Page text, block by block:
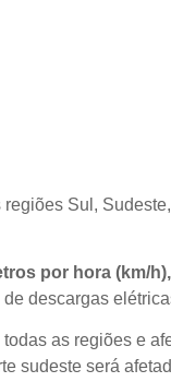
Sul,
por hora (km/
descargas
as regiões e
sudeste será